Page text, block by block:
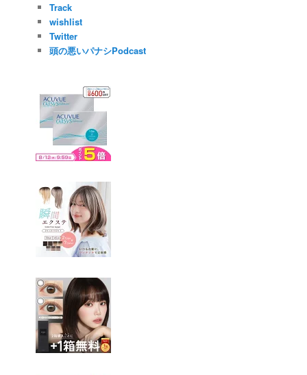
Track
wishlist
Twitter
頭の悪いパナシPodcast